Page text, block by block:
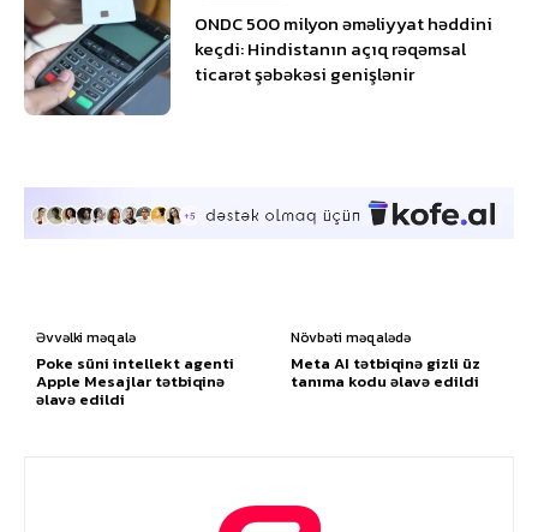
ONDC 500 milyon əməliyyat həddini
keçdi: Hindistanın açıq rəqəmsal
ticarət şəbəkəsi genişlənir
Əvvəlki məqalə
Poke süni intellekt agenti
Apple Mesajlar tətbiqinə
əlavə edildi
Növbəti məqalədə
Meta AI tətbiqinə gizli üz
tanıma kodu əlavə edildi